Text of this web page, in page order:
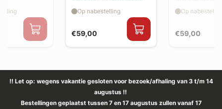
€59,00
Op nabestelling
€59,00
Op
!! Let op: wegens vakantie gesloten voor bezoek/afhaling van 3 t/m 14
augustus !!
Bestellingen geplaatst tussen 7 en 17 augustus zullen vanaf 17